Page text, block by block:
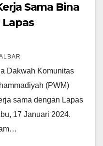
Sama Bina
Dakwah Komunitas
(PWM)
sama dengan Lapas
17 Januari 2024.